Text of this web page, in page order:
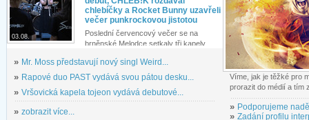
03.08.
chlebíčky a Rocket Bunny uzavřeli
večer punkrockovou jistotou
Poslední červencový večer se na
brněnské Melodce setkaly tři kapely...
» Mr. Moss představují nový singl Weird...
» Rapové duo PAST vydává svou pátou desku...
» Vršovická kapela tojeon vydává debutové...
» zobrazit více...
Víme, jak je těžké pro
prorazit do médií a tím
» Podporujeme
» Zadání profilu